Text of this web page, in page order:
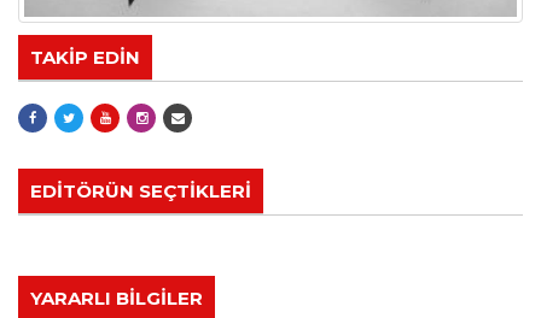
TAKİP EDİN
EDİTÖRÜN SEÇTİKLERİ
YARARLI BİLGİLER